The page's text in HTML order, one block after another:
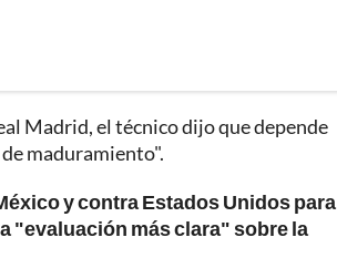
Madrid, el técnico dijo que depende
maduramiento".
y contra Estados Unidos para
"evaluación más clara" sobre la